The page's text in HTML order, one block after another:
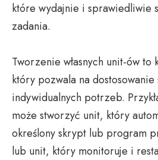
które wydajnie i sprawiedliwie
zadania.
Tworzenie własnych unit-ów to
który pozwala na dostosowanie
indywidualnych potrzeb.
może stworzyć unit, który
określony skrypt lub program
lub unit, który monitoruje i